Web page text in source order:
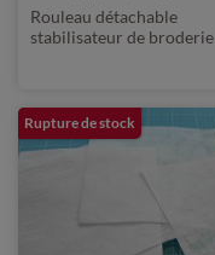
Rouleau détachable
stabilisateur de broderie
Rupture de stock